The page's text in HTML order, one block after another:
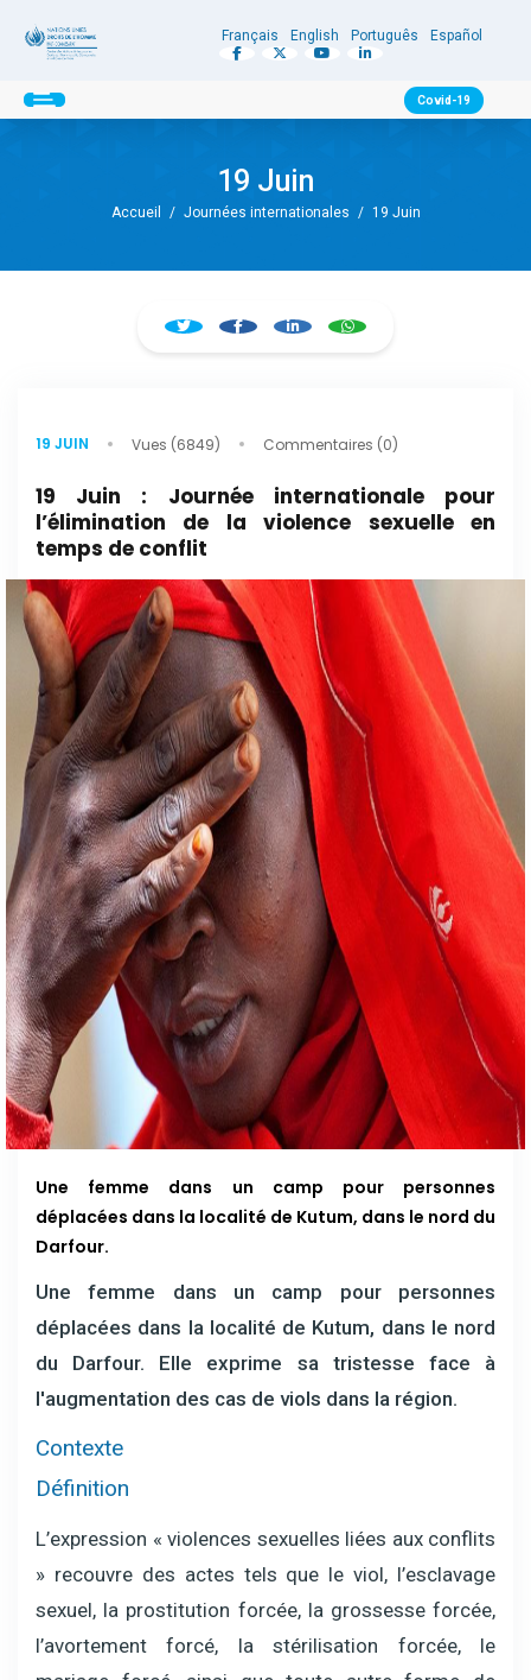
Français English Português Español
Covid-19
19 Juin
Accueil / Journées internationales / 19 Juin
19 JUIN Vues (6849) Commentaires (0)
19 Juin : Journée internationale pour
l’élimination de la violence sexuelle en
temps de conflit
Une femme dans un camp pour personnes
déplacées dans la localité de Kutum, dans le nord du
Darfour.
Une femme dans un camp pour personnes
déplacées dans la localité de Kutum, dans le nord
du Darfour. Elle exprime sa tristesse face à
l'augmentation des cas de viols dans la région.
Contexte
Définition
L’expression « violences sexuelles liées aux conflits
» recouvre des actes tels que le viol, l’esclavage
sexuel, la prostitution forcée, la grossesse forcée,
l’avortement forcé, la stérilisation forcée, le